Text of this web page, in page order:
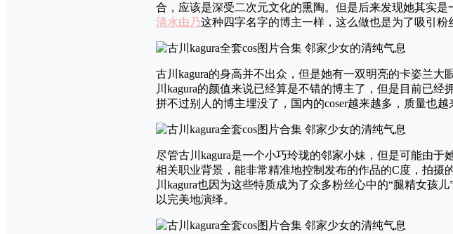
合，应该是深受二次元文化的熏陶。但是后来发现她其实
清水由乃这种四字名字的博主一样，这么做也是为了吸引粉
古川kagura的身高并不出众，但是她有一双明亮的卡姿兰
川kagura的颜值来说已经算是不错的博主了，但是目前已
拼不过别人的博主埋没了，国内的coser越来越多，质量也越
尽管古川kagura是一个小巧玲珑的邻家小妹，但是可能由
相关职业背景，能非常精准地控制发布的作品的C度，拍
川kagura也因为这些特质成为了众多粉丝心中的“腿精女孩
以完美地演绎。